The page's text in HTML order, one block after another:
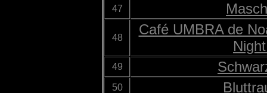
47
48
Café UMBRA de
49
50